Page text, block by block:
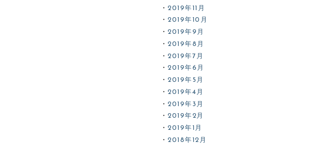
2019年11月
2019年10月
2019年9月
2019年8月
2019年7月
2019年6月
2019年5月
2019年4月
2019年3月
2019年2月
2019年1月
2018年12月